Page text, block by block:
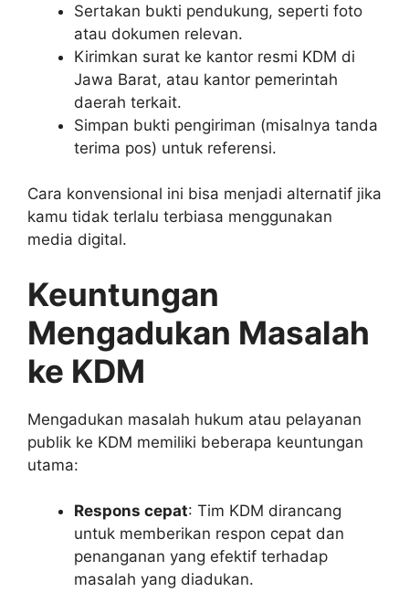
Sertakan bukti pendukung, seperti foto
atau dokumen relevan.
Kirimkan surat ke kantor resmi KDM di
Jawa Barat, atau kantor pemerintah
daerah terkait.
Simpan bukti pengiriman (misalnya tanda
terima pos) untuk referensi.
Cara konvensional ini bisa menjadi alternatif jika
kamu tidak terlalu terbiasa menggunakan
media digital.
Keuntungan
Mengadukan Masalah
ke KDM
Mengadukan masalah hukum atau pelayanan
publik ke KDM memiliki beberapa keuntungan
utama:
Respons cepat: Tim KDM dirancang
untuk memberikan respon cepat dan
penanganan yang efektif terhadap
masalah yang diadukan.